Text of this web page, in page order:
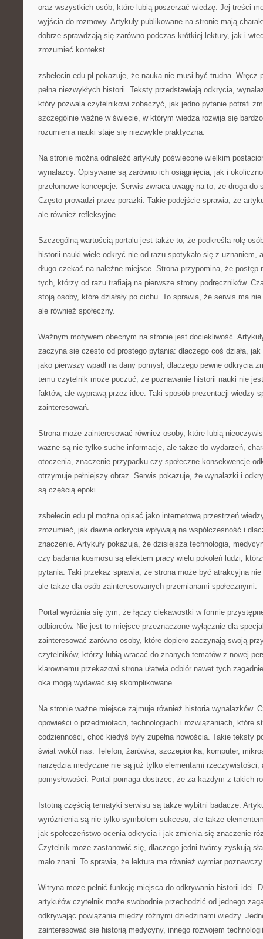
oraz wszystkich osób, które lubią poszerzać wiedzę. Jej treści
wyjścia do rozmowy. Artykuły publikowane na stronie mają
dobrze sprawdzają się zarówno podczas krótkiej lektury, jak i
zrozumieć kontekst.
zsbelecin.edu.pl pokazuje, że nauka nie musi być trudna.
pełna niezwykłych historii. Teksty przedstawiają odkrycia,
który pozwala czytelnikowi zobaczyć, jak jedno pytanie potrafi
szczególnie ważne w świecie, w którym wiedza rozwija się
rozumienia nauki staje się niezwykle praktyczna.
Na stronie można odnaleźć artykuły poświęcone wielkim
wynalazcy. Opisywane są zarówno ich osiągnięcia, jak i
przełomowe koncepcje. Serwis zwraca uwagę na to, że droga
Często prowadzi przez porażki. Takie podejście sprawia, że
ale również refleksyjne.
Szczególną wartością portalu jest także to, że podkreśla rolę
historii nauki wiele odkryć nie od razu spotykało się z uznaniem,
długo czekać na należne miejsce. Strona przypomina, że postęp
tych, którzy od razu trafiają na pierwsze strony podręczników.
stoją osoby, które działały po cichu. To sprawia, że serwis ma
ale również społeczny.
Ważnym motywem obecnym na stronie jest dociekliwość.
zaczyna się często od prostego pytania: dlaczego coś działa, jak
jako pierwszy wpadł na dany pomysł, dlaczego pewne odkrycia
temu czytelnik może poczuć, że poznawanie historii nauki nie
faktów, ale wyprawą przez idee. Taki sposób prezentacji wiedzy
zainteresowań.
Strona może zainteresować również osoby, które lubią
ważne są nie tylko suche informacje, ale także tło wydarzeń,
otoczenia, znaczenie przypadku czy społeczne konsekwencje
otrzymuje pełniejszy obraz. Serwis pokazuje, że wynalazki i
są częścią epoki.
zsbelecin.edu.pl można opisać jako internetową przestrzeń
zrozumieć, jak dawne odkrycia wpływają na współczesność i
znaczenie. Artykuły pokazują, że dzisiejsza technologia,
czy badania kosmosu są efektem pracy wielu pokoleń ludzi,
pytania. Taki przekaz sprawia, że strona może być atrakcyjna
ale także dla osób zainteresowanych przemianami społecznymi.
Portal wyróżnia się tym, że łączy ciekawostki w formie
odbiorców. Nie jest to miejsce przeznaczone wyłącznie dla
zainteresować zarówno osoby, które dopiero zaczynają swoją
czytelników, którzy lubią wracać do znanych tematów z nowej
klarownemu przekazowi strona ułatwia odbiór nawet tych
oka mogą wydawać się skomplikowane.
Na stronie ważne miejsce zajmuje również historia wynalazków.
opowieści o przedmiotach, technologiach i rozwiązaniach, które
codzienności, choć kiedyś były zupełną nowością. Takie teksty
świat wokół nas. Telefon, żarówka, szczepionka, komputer,
narzędzia medyczne nie są już tylko elementami rzeczywistości,
pomysłowości. Portal pomaga dostrzec, że za każdym z takich
Istotną częścią tematyki serwisu są także wybitni badacze.
wyróżnienia są nie tylko symbolem sukcesu, ale także
jak społeczeństwo ocenia odkrycia i jak zmienia się znaczenie
Czytelnik może zastanowić się, dlaczego jedni twórcy zyskują
mało znani. To sprawia, że lektura ma również wymiar
Witryna może pełnić funkcję miejsca do odkrywania historii idei.
artykułów czytelnik może swobodnie przechodzić od jednego
odkrywając powiązania między różnymi dziedzinami wiedzy.
zainteresować się historią medycyny, innego rozwojem